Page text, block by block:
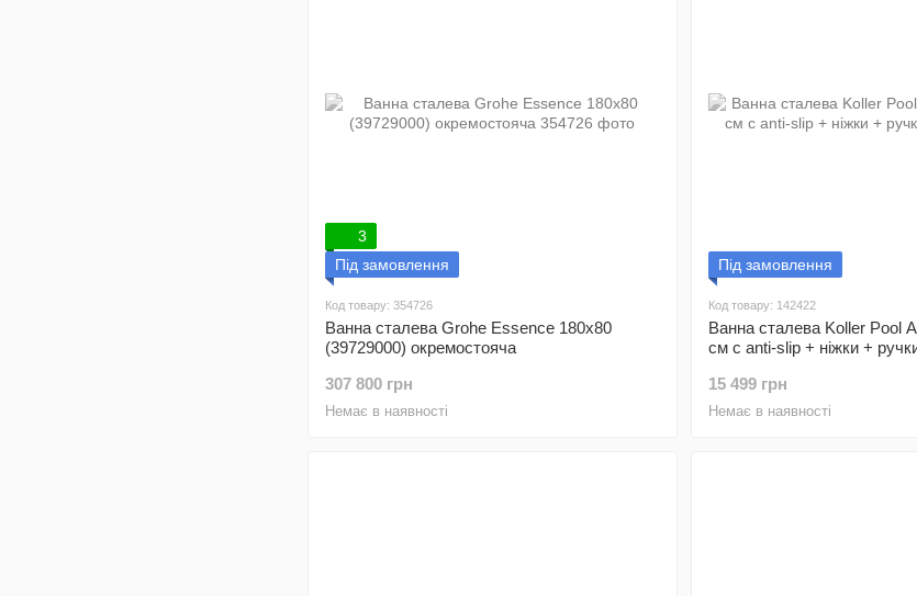
3
Під замовлення
Код товару: 354726
Ванна сталева Grohe Essence 180x80
(39729000) окремостояча
307 800 грн
Немає в наявності
Під замовлення
Код товару: 142422
Ванна сталева Koller Pool
см с anti-slip + ніжки +
15 499 грн
Немає в наявності